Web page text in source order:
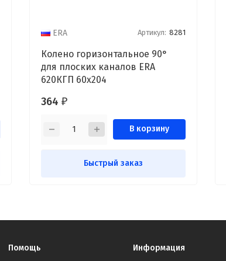
ERA Артикул: 8281
Колено горизонтальное 90°
для плоских каналов ERA
620КГП 60x204
364 ₽
В корзину
Быстрый заказ
Помощь Информация